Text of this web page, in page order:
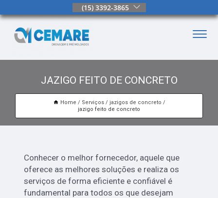
(15) 3392-3865
JAZIGO FEITO DE CONCRETO
Home Serviços
jazigos de concreto
jazigo feito de concreto
Conhecer o melhor fornecedor, aquele que
oferece as melhores soluções e realiza os
serviços de forma eficiente e confiável é
fundamental para todos os que desejam